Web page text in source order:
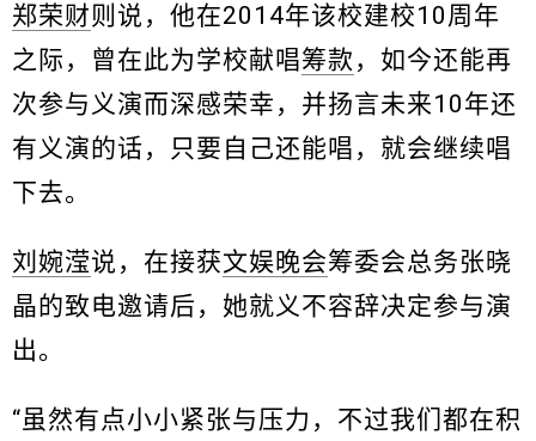
郑荣财则说，他在2014年该校建校10周年
之际，曾在此为学校献唱筹款 ，如今还能再
次参与义演而深感荣幸，并扬言未来10年还
有义演的话，只要自己还能唱，就会继续唱
下去。
刘婉滢说，在接获文娱晚会筹委会总务张晓
晶的致电邀请后，她就义不容辞决定参与演
出。
“虽然有点小小紧张与压力，不过我们都在积